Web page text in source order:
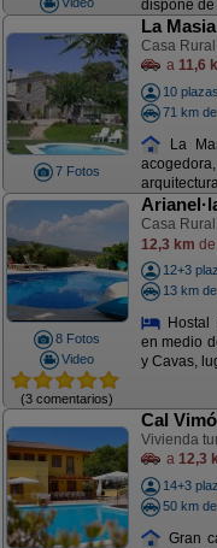
dispone de
7 Fotos
La
Casa
a 11,6
10 plazas
71 km
La
8 Fotos
Video
(3 comentarios)
Casa
12,3 km
12+3
13 km
Hostal
en medio
y Cavas,
Cal
Vivienda
a 12,3
14+3
50 km
Gran